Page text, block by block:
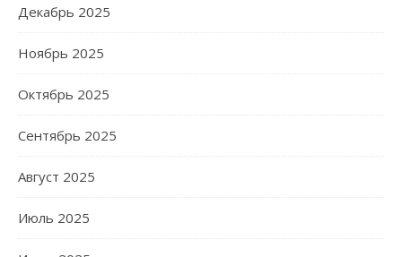
Декабрь 2025
Ноябрь 2025
Октябрь 2025
Сентябрь 2025
Август 2025
Июль 2025